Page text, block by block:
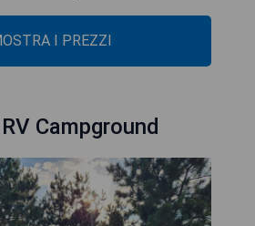
I PREZZI
Campground